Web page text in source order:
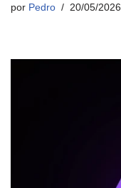
por Pedro 20/05/2026